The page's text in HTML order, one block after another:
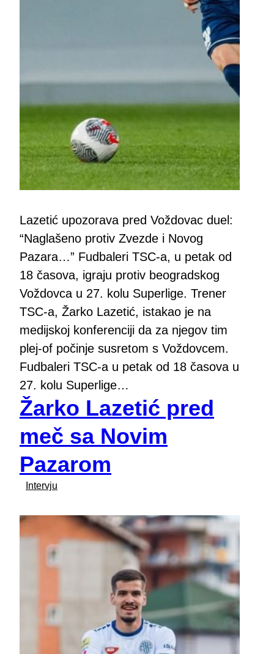
Lazetić upozorava pred Voždovac duel:
“Naglašeno protiv Zvezde i Novog
Pazara…” Fudbaleri TSC-a, u petak od
18 časova, igraju protiv beogradskog
Voždovca u 27. kolu Superlige. Trener
TSC-a, Žarko Lazetić, istakao je na
medijskoj konferenciji da za njegov tim
plej-of počinje susretom s Voždovcem.
Fudbaleri TSC-a u petak od 18 časova u
27. kolu Superlige…
Žarko Lazetić pred
meč sa Novim
Pazarom
Intervju